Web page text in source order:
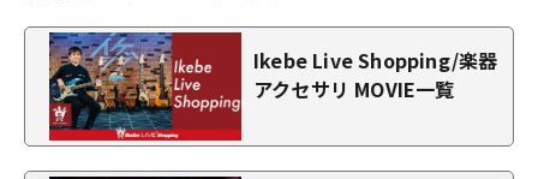
Ikebe Live Shopping/楽器
アクセサリ MOVIE一覧